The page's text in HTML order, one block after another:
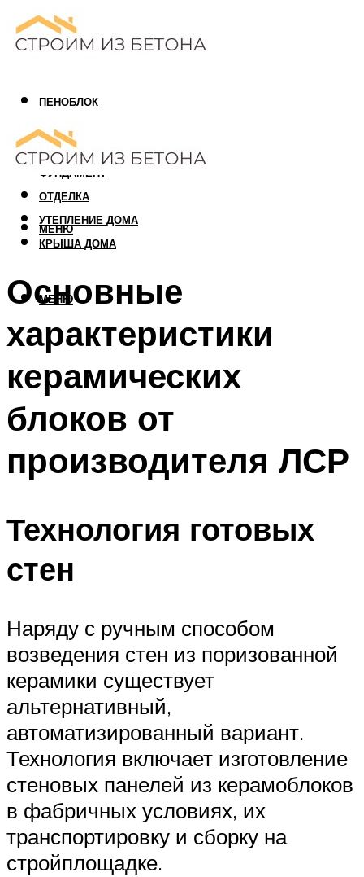
ПЕНОБЛОК
ГАЗОБЛОК
АРБОЛИТОВЫЙ БЛОК
ФУНДАМЕНТ
ОТДЕЛКА
УТЕПЛЕНИЕ ДОМА
КРЫША ДОМА
МЕНЮ
МЕНЮ
Основные
характеристики
керамических
блоков от
производителя ЛСР
Технология готовых
стен
Наряду с ручным способом
возведения стен из поризованной
керамики существует
альтернативный,
автоматизированный вариант.
Технология включает изготовление
стеновых панелей из керамоблоков
в фабричных условиях, их
транспортировку и сборку на
стройплощадке.